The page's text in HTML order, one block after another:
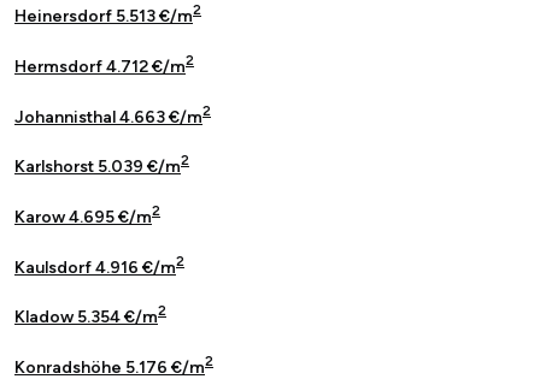
Heinersdorf 5.513 €/m2
Hermsdorf 4.712 €/m2
Johannisthal 4.663 €/m2
Karlshorst 5.039 €/m2
Karow 4.695 €/m2
Kaulsdorf 4.916 €/m2
Kladow 5.354 €/m2
Konradshöhe 5.176 €/m2